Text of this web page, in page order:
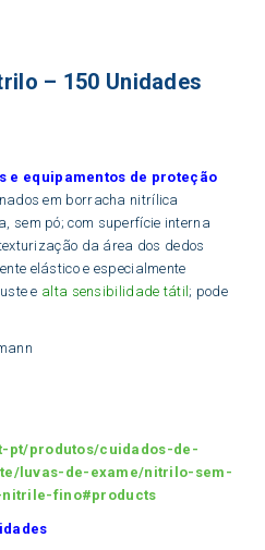
– 150 Unidades
e equipamentos de proteção
em borracha nitrílica
sem pó; com superfície interna
da área dos dedos
elástico e especialmente
e alta sensibilidade tátil; pode
pt/produtos/cuidados-de-
luvas-de-exame/nitrilo-sem-
nitrile-fino#products